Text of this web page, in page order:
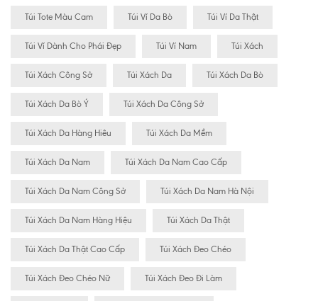
Túi Tote Màu Cam Túi Ví Da Bò Túi Ví Da Thật
Túi Ví Dành Cho Phái Đẹp Túi Ví Nam Túi Xách
Túi Xách Công Sở Túi Xách Da Túi Xách Da Bò
Túi Xách Da Bò Ý Túi Xách Da Công Sở
Túi Xách Da Hàng Hiêu Túi Xách Da Mềm
Túi Xách Da Nam Túi Xách Da Nam Cao Cấp
Túi Xách Da Nam Công Sở Túi Xách Da Nam Hà Nội
Túi Xách Da Nam Hàng Hiệu Túi Xách Da Thật
Túi Xách Da Thật Cao Cấp Túi Xách Đeo Chéo
Túi Xách Đeo Chéo Nữ Túi Xách Đeo Đi Làm